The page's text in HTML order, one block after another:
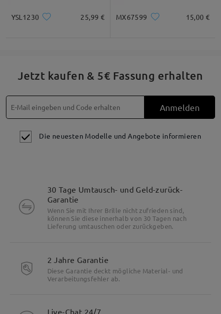
YSL1230 25,99 € MX67599 15,00 €
Jetzt kaufen & 5€ Fassung erhalten
Anmelden
Die neuesten Modelle und Angebote informieren
30 Tage Umtausch- und Geld-zurück-
Garantie
Wenn Sie mit Ihrer Brille nicht zufrieden sind,
können Sie diese innerhalb von 30 Tagen nach
Lieferung umtauschen oder zurückgeben.
2 Jahre Garantie
Diese Garantie deckt mögliche Material- und
Verarbeitungsfehler ab.
Live-Chat 24/7